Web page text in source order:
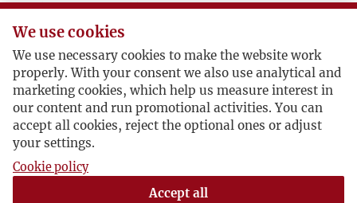
współpracował dość regularnie z „Kulturą”,
publikując opowiadania.
W 1961 r. w Stanach odwiedził go Jerzy Giedroyc, z
którym ustalił plan wydania w Bibliotece
„Kultury” tomu swoich opowiadań. Plan ten
został zaakceptowany, a jego owocem jest
zbiór „Pierścień z papieru”, jedyny wydany za
życia autora, za który otrzymał
Nagrodę Literacką „Kultury”w 1962 r. W 1971 r.
We use cookies
We use necessary cookies to make the website work
properly. With your consent we also use analytical and
marketing cookies, which help us measure interest in
our content and run promotional activities. You can
accept all cookies, reject the optional ones or adjust
your settings.
Cookie policy
Accept all